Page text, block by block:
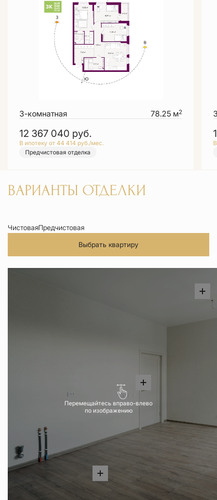
3-комнатная 78.25 м2
12 367 040 руб.
В ипотеку от 44 414 руб./мес.
Предчистовая отделка
ВАРИАНТЫ ОТДЕЛКИ
ЧистоваяПредчистовая
Выбрать квартиру
Перемещайтесь вправо-влево
по изображению